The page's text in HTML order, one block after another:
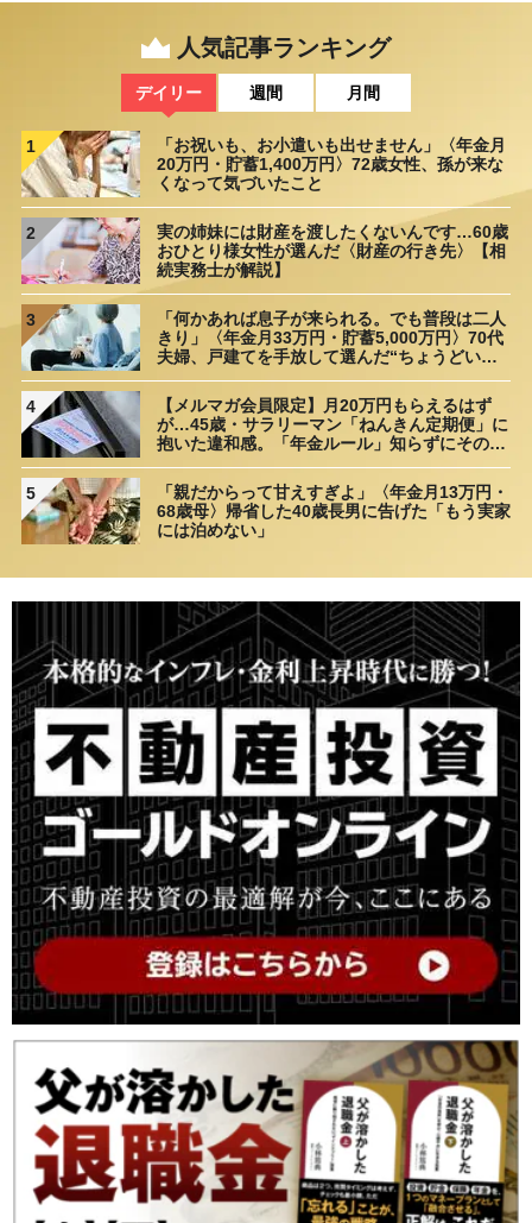
人気記事ランキング
デイリー 週間 月間
1
「お祝いも、お小遣いも出せません」〈年金月
20万円・貯蓄1,400万円〉72歳女性、孫が来な
くなって気づいたこと
2
実の姉妹には財産を渡したくないんです…60歳
おひとり様女性が選んだ〈財産の行き先〉【相
続実務士が解説】
3
「何かあれば息子が来られる。でも普段は二人
きり」〈年金月33万円・貯蓄5,000万円〉70代
夫婦、戸建てを手放して選んだ“ちょうどいい
4
【メルマガ会員限定】月20万円もらえるはず
が…45歳・サラリーマン「ねんきん定期便」に
抱いた違和感。「年金ルール」知らずにそのま
然「何かの間違いでは？」
5
「親だからって甘えすぎよ」〈年金月13万円・
68歳母〉帰省した40歳長男に告げた「もう実家
には泊めない」